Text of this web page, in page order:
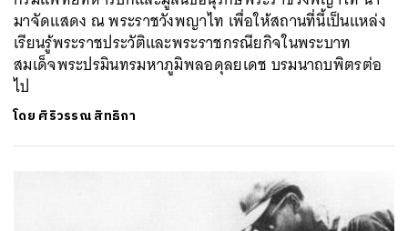
มาจัดแสดง ณ พระราชวังพญาไท เพื่อให้สถานที่นี้เป็นแหล่ง
เรียนรู้พระราชประวัติและพระราชกรณียกิจในพระบาท
สมเด็จพระปรมินทรมหาภูมิพลอดุลยเดช บรมนาถบพิตรต่อ
ไป
โดย ศิริวรรณ สิทธิกา